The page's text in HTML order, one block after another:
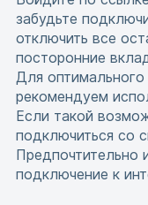
забудьте
отключить все
посторонние
Для оптимального
рекомендуем
Если такой
подключиться со
Предпочтительно
подключение к